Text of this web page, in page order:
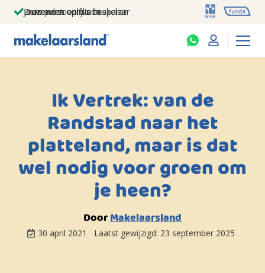
Jouw persoonlijke makelaar
Duizenden euro's besparen
Prominent op funda
Ik Vertrek: van de
Randstad naar het
platteland, maar is dat
wel nodig voor groen om
je heen?
DoorMakelaarsland
30 april 2021 Laatst gewijzigd: 23 september 2025